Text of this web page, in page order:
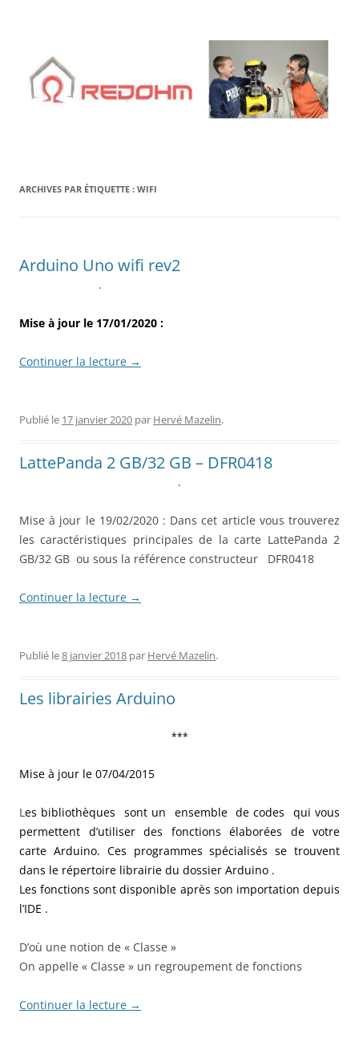
ARCHIVES PAR ÉTIQUETTE : WIFI
Arduino Uno wifi rev2
.
Mise à jour le 17/01/2020 :
Continuer la lecture →
Publié le 17 janvier 2020 par Hervé Mazelin.
LattePanda 2 GB/32 GB – DFR0418
.
Mise à jour le 19/02/2020 : Dans cet article vous trouverez
les caractéristiques principales de la carte LattePanda 2
GB/32 GB ou sous la référence constructeur DFR0418
Continuer la lecture →
Publié le8 janvier 2018 par Hervé Mazelin.
Les librairies Arduino
***
Mise à jour le 07/04/2015
L es bibliothèques sont un ensemble de codes qui vous
permettent d’utiliser des fonctions élaborées de votre
carte Arduino. Ces programmes spécialisés se trouvent
dans le répertoire librairie du dossier Arduino .
Les fonctions sont disponible après son importation depuis
l’IDE .
D’où une notion de « Classe »
On appelle « Classe » un regroupement de fonctions
Continuer la lecture →